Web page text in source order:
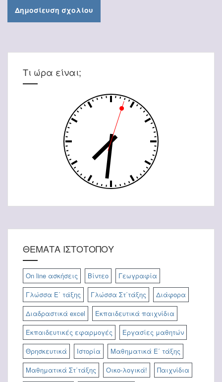
Τι ώρα είναι;
ΘΕΜΑΤΑ ΙΣΤΟΤΟΠΟΥ
On line ασκήσεις Βίντεο
Γεωγραφία
Γλώσσα Ε΄ τάξης
Γλώσσα Στ΄τάξης
Διάφορα
Διαδραστικά excel
Εκπαιδευτικά παιχνίδια
Εκπαιδευτικές εφαρμογές
Εργασίες μαθητών
Θρησκευτικά
Ιστορία
Μαθηματικά Ε΄ τάξης
Μαθηματικά Στ΄τάξης
Οικο-λογικά!
Παιχνίδια